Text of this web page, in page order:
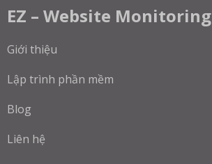
EZ – Website Monitoring
Giới thiệu
Lập trình phần mềm
Blog
Liên hệ